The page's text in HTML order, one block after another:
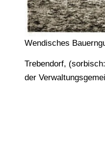
Wendisches
Trebendorf,
der